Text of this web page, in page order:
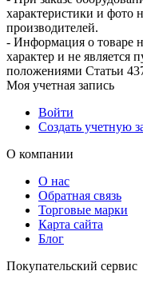
характеристики и фото
производителей.
- Информация о товаре
характер и не является
положениями Статьи
Моя учетная запись
Войти
Создать учетную
О компании
О нас
Обратная связь
Торговые марки
Карта сайта
Блог
Покупательский сервис